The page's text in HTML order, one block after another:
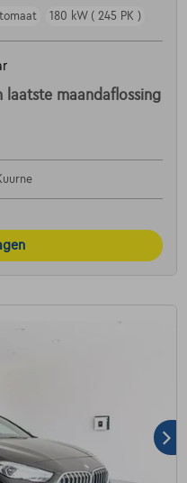
180 kW ( 245 PK )
laatste maandaflossing